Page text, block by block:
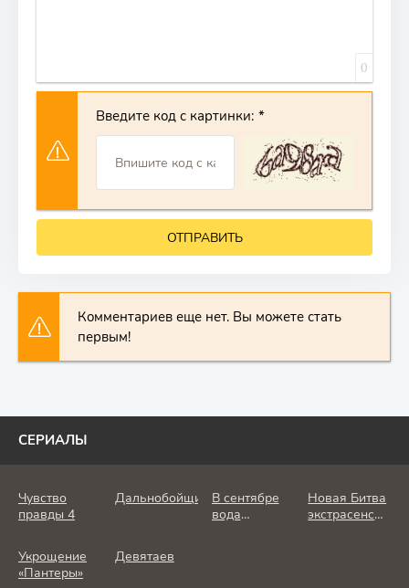
0
Введите код с картинки:
ОТПРАВИТЬ
Комментариев еще нет. Вы можете стать
первым!
СЕРИАЛЫ
Чувство
правды 4
Дальнобойщик
В сентябре
вода
Новая Битва
экстрасенсов
Укрощение
«Пантеры»
Девятаев